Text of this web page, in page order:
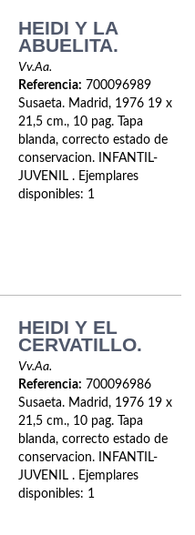
HEIDI Y LA
ABUELITA.
Vv.Aa.
Referencia: 700096989
Susaeta. Madrid, 1976 19 x
21,5 cm., 10 pag. Tapa
blanda, correcto estado de
conservacion. INFANTIL-
JUVENIL . Ejemplares
disponibles: 1
HEIDI Y EL
CERVATILLO.
Vv.Aa.
Referencia: 700096986
Susaeta. Madrid, 1976 19 x
21,5 cm., 10 pag. Tapa
blanda, correcto estado de
conservacion. INFANTIL-
JUVENIL . Ejemplares
disponibles: 1